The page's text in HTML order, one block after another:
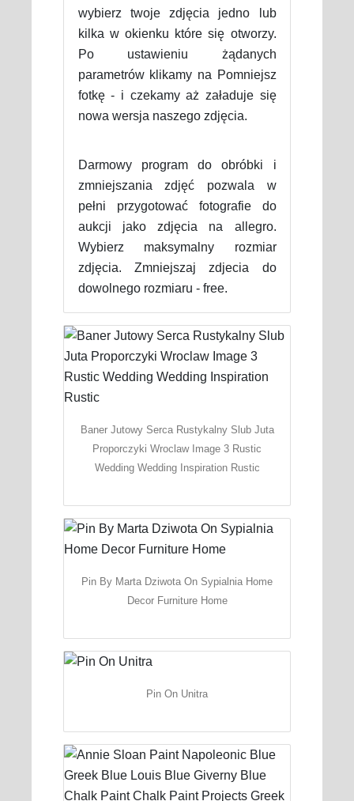
wybierz twoje zdjęcia jedno lub
kilka w okienku które się otworzy.
Po ustawieniu żądanych
parametrów klikamy na Pomniejsz
fotkę - i czekamy aż załaduje się
nowa wersja naszego zdjęcia.
Darmowy program do obróbki i
zmniejszania zdjęć pozwala w
pełni przygotować fotografie do
aukcji jako zdjęcia na allegro.
Wybierz maksymalny rozmiar
zdjęcia. Zmniejszaj zdjecia do
dowolnego rozmiaru - free.
Baner Jutowy Serca Rustykalny Slub Juta
Proporczyki Wroclaw Image 3 Rustic
Wedding Wedding Inspiration Rustic
Pin By Marta Dziwota On Sypialnia Home
Decor Furniture Home
Pin On Unitra